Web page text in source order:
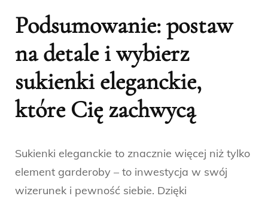
Podsumowanie: postaw
na detale i wybierz
sukienki eleganckie,
które Cię zachwycą
Sukienki eleganckie to znacznie więcej niż tylko
element garderoby – to inwestycja w swój
wizerunek i pewność siebie. Dzięki